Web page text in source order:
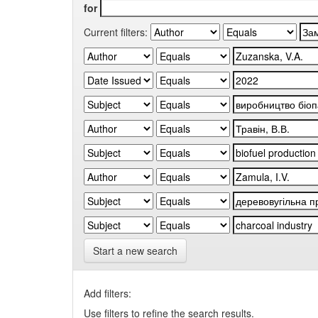
for
Current filters:
Start a new search
Add filters:
Use filters to refine the search results.